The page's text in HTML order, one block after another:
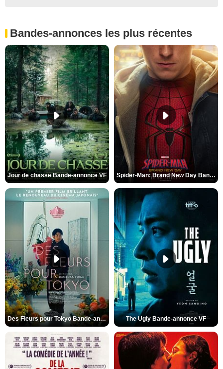
Bandes-annonces les plus récentes
Jour de chasse Bande-annonce VF Spider-Man: Brand New Day Bande-annonce (3) VO STFR
Des Fleurs pour Tokyo Bande-annonce VO STFR The Ugly Bande-annonce VF